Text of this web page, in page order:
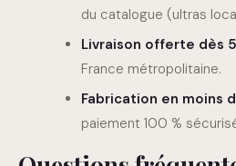
du catalogue (ultras
Livraison offerte dès
France métropolitaine.
Fabrication en moins
paiement 100 %